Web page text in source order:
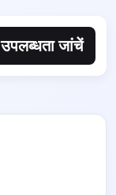
उपलब्धता जांचें